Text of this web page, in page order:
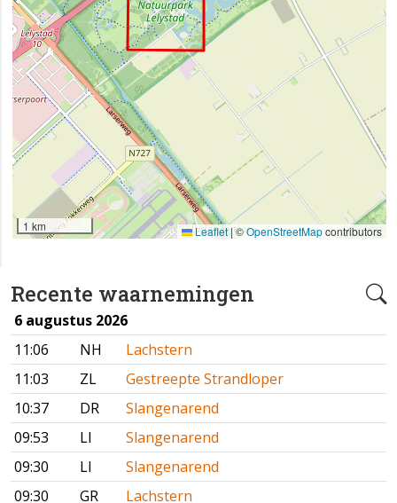
Recente waarnemingen
6 augustus 2026
11:06
NH
Lachstern
11:03
ZL
Gestreepte Strandloper
10:37
DR
Slangenarend
09:53
LI
Slangenarend
09:30
LI
Slangenarend
09:30
GR
Lachstern
1 km Leaflet|©OpenStreetMapcontributors